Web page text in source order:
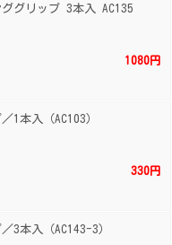
グリップ 3本入 AC135
1080円
1本入（AC103）
330円
3本入（AC143-3）